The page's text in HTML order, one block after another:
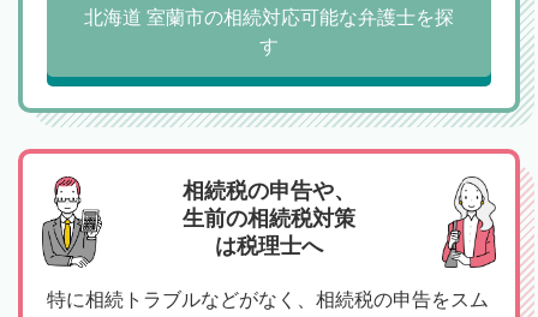
北海道 室蘭市の相続対応可能な弁護士を探
す
相続税の申告や、
生前の相続税対策
は税理士へ
特に相続トラブルなどがなく、相続税の申告をスム